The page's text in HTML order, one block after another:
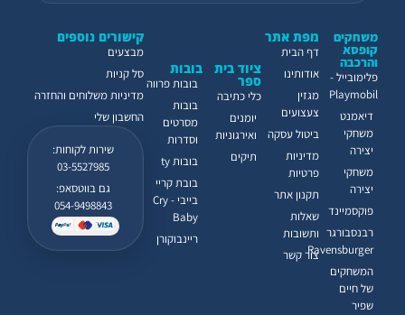
קישורים נוספים
מבצעים
סל קניות
מדיניות משלוחים והחזרה
החשבון שלי
שירות לקוחות:
03-5527985
גם בווטסאפ:
054-9498843
ציוד בית
ספר
כלי כתיבה
יומנים
ואירגוניות
תיקים
בובות
בובות פרווה
בובות
מסרטים
וסדרות
בובות ty
בובת קריי
בייבי - Cry
Baby
ריינבוקורן
משחקים
קופסא
והרכבה
פלימובייל -
Playmobil
דיאמנט
משחקי
יצירה
משחקי
יצירה
פוקסמיינד
רבנסבורגר
Ravensburger
המשחקים
של חיים
שפיר
מפת אתר
דף הבית
אודותינו
מגזין
צעצועים
ביטול עסקה
מדיניות
פרטיות
תקנון אתר
שאלות
ותשובות
צור קשר